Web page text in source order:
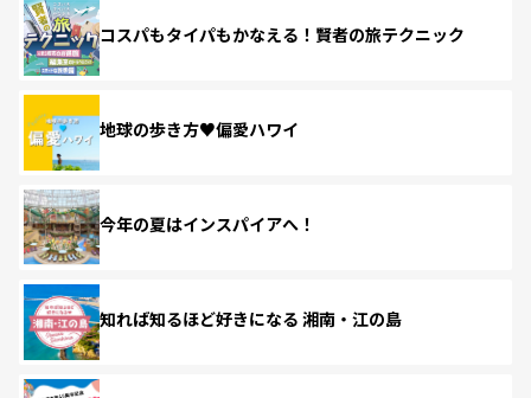
コスパもタイパもかなえる！賢者の旅テクニック
地球の歩き方♥偏愛ハワイ
今年の夏はインスパイアへ！
知れば知るほど好きになる 湘南・江の島